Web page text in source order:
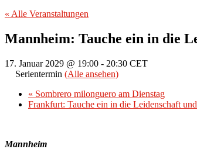
« Alle Veranstaltungen
Mannheim: Tauche ein in die
17. Januar 2029 @ 19:00 - 20:30 CET
Serientermin (Alle ansehen)
« Sombrero milonguero am Dienstag
Frankfurt: Tauche ein in die Leidenschaft
Mannheim